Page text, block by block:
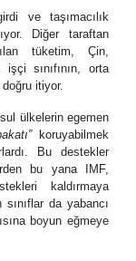
ve taşımacılık
Diğer taraftan
tüketim, Çin,
sınıfının, orta
itiyor.
ülkelerin egemen
” koruyabilmek
Bu destekler
bu yana IMF,
kaldırmaya
da yabancı
boyun eğmeye